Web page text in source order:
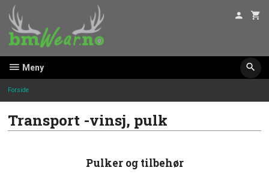
innholdet
Meny
Forside
Transport -vinsj, pulk
Pulker og tilbehør